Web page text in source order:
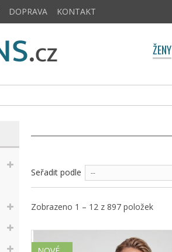
Seřadit podle --
Zobrazeno 1 – 12 z 897 položek
DOPRAVA KONTAKT
ŽENY